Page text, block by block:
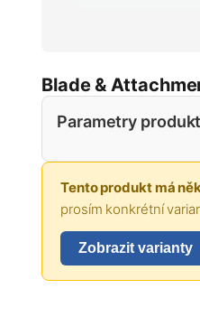
Blade &
Parametry
Tento produkt má
prosím konkrétní
Zobrazit varianty